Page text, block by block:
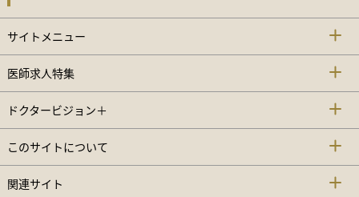
サイトメニュー
医師求人特集
ドクタービジョン＋
このサイトについて
関連サイト